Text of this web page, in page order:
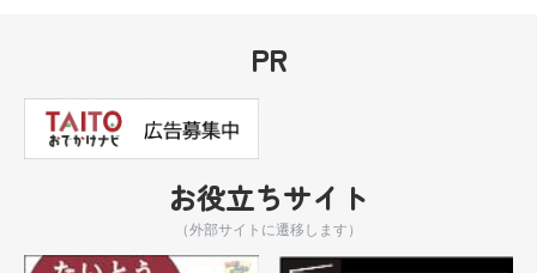
PR
お役立ちサイト
（外部サイトに遷移します）